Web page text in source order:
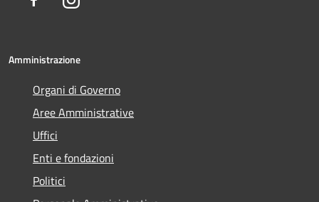
Amministrazione
Organi di Governo
Aree Amministrative
Uffici
Enti e fondazioni
Politici